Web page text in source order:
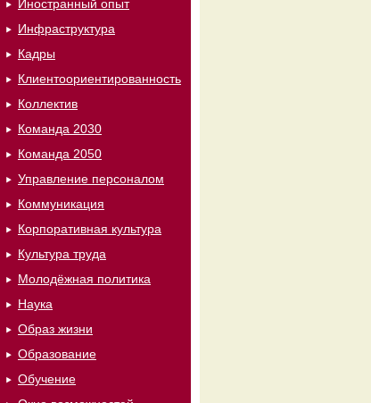
Иностранный опыт
Инфраструктура
Кадры
Клиентоориентированность
Коллектив
Команда 2030
Команда 2050
Управление персоналом
Коммуникация
Корпоративная культура
Культура труда
Молодёжная политика
Наука
Образ жизни
Образование
Обучение